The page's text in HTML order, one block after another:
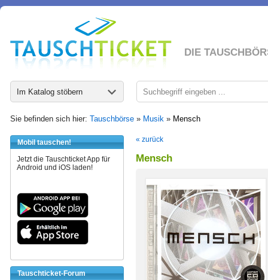
DIE
Im Katalog stöbern
Sie befinden sich hier: Tauschbörse » Musik » Mensch
Mobil tauschen!
Jetzt die Tauschticket App für
Android und iOS laden!
Tauschticket-Forum
« zurück
Mensch